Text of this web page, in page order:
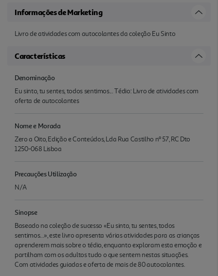
Informações de Marketing
Livro de atividades com autocolantes da coleção Eu Sinto
Características
Denominação
Eu sinto, tu sentes, todos sentimos... Tédio: Livro de atividades com
oferta de autocolantes
Nome e Morada
Zero a Oito, Edição e Conteúdos, Lda Rua Castilho nº 57, RC Dto
1250-068 Lisboa
Precauções Utilização
N/A
Sinopse
Baseado na coleção de sucesso «Eu sinto, tu sentes, todos
sentimos...», este livro apresenta várias atividades para as crianças
aprenderem mais sobre o tédio, enquanto exploram esta emoção e
partilham com os adultos tudo o que sentem nestas situações.
Com atividades guiadas e oferta de mais de 80 autocolantes.